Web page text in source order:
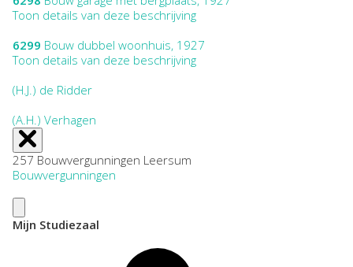
Toon details van deze beschrijving
6299 Bouw dubbel woonhuis, 1927
Toon details van deze beschrijving
(H.J.) de Ridder
(A.H.) Verhagen
257 Bouwvergunningen Leersum
Bouwvergunningen
Mijn Studiezaal